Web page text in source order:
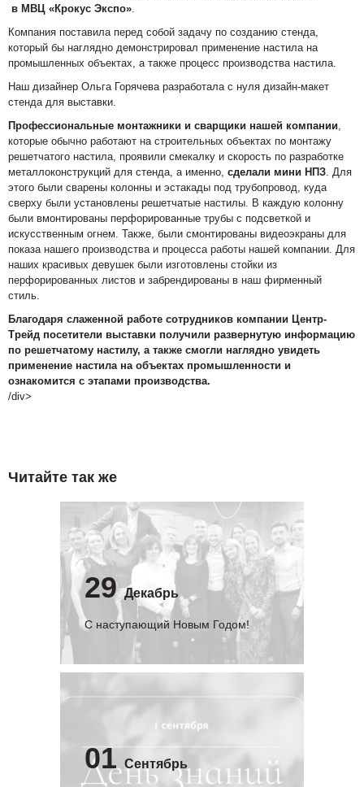
в МВЦ «Крокус Экспо»
Компания поставила перед собой задачу по созданию стенда,
который бы наглядно демонстрировал применение настила на
промышленных объектах, а также процесс производства настила.
Наш дизайнер Ольга Горячева разработала с нуля дизайн-макет
стенда для выставки.
Профессиональные монтажники и сварщики нашей компании
которые обычно работают на строительных объектах по монтажу
решетчатого настила, проявили смекалку и скорость по разработке
металлоконструкций для стенда, а именно, сделали мини НПЗ . Для
этого были сварены колонны и эстакады под трубопровод, куда
сверху были установлены решетчатые настилы. В каждую колонну
были вмонтированы перфорированные трубы с подсветкой и
искусственным огнем. Также, были смонтированы видеоэкраны для
показа нашего производства и процесса работы нашей компании. Для
наших красивых девушек были изготовлены стойки из
перфорированных листов и забрендированы в наш фирменный
стиль.
Благодаря слаженной работе сотрудников компании Центр-
Трейд посетители выставки получили развернутую информацию
по решетчатому настилу, а также смогли наглядно увидеть
применение настила на объектах промышленности и
ознакомится с этапами производства.
/div>
Читайте так же
29 Декабрь
С наступающий Новым Годом!
01 Сентябрь